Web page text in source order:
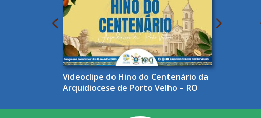
Videoclipe do Hino do Centenário da
Arquidiocese de Porto Velho – RO